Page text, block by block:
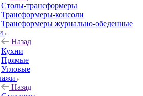
Столы-трансформеры
Трансформеры-консоли
Трансформеры журнально-обеденные
Назад
Кухни
Прямые
Угловые
Назад